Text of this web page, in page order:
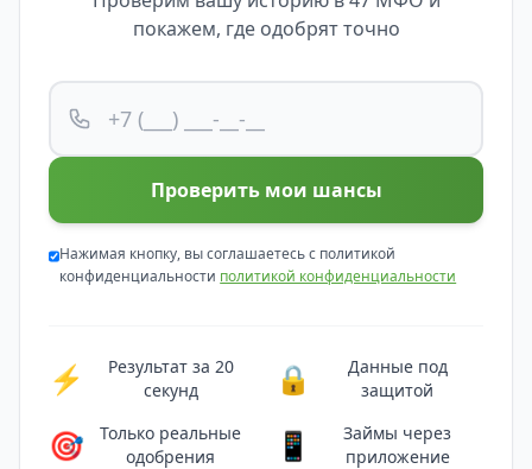
покажем, где одобрят точно
Проверить мои шансы
Нажимая кнопку, вы соглашаетесь с политикой
конфиденциальности политикой конфиденциальности
⚡
Результат за 20
секунд
🔒
Данные под
защитой
🎯
Только реальные
одобрения
📱
Займы через
приложение